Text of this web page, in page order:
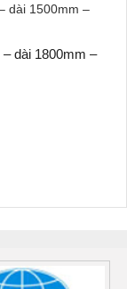
dài 1500mm –
dài 1800mm –